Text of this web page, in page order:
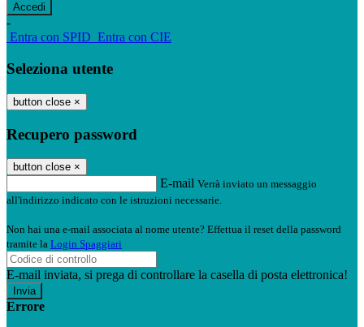
-
Entra con SPID Entra con CIE
Seleziona utente
button close ×
Recupero password
button close ×
E-mail Verrà inviato un messaggio
all'indirizzo indicato con le istruzioni necessarie.
Non hai una e-mail associata al nome utente? Effettua il reset della password
tramite la Login Spaggiari
E-mail inviata, si prega di controllare la casella di posta elettronica!
Errore